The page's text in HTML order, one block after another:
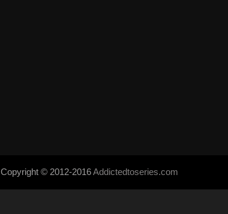
Copyright © 2012-2016Addictedtoseries.com